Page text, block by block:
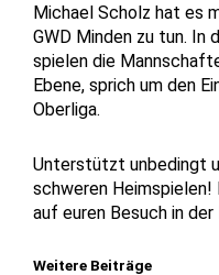
Weitere Beiträge
Michael Scholz hat es
GWD Minden zu tun. In
spielen die
Ebene, sprich um den
Oberliga.
Unterstützt unbedingt
schweren
auf euren Besuch in der